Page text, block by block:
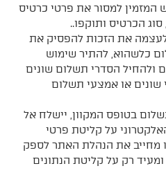
המזמין למסור את פרטי כרטיס
הכרטיס ותוקפו..
את הזכות להפסיק את
כלשהוא, להתיר שימוש
ולהחיל הסדרי תשלום שונים
שונים או אמצעי תשלום
בטופס המקוון, יישלח אל
על קליטת פרטי
מחייב את הנהלת האתר לספק
רק על קליטת הנתונים